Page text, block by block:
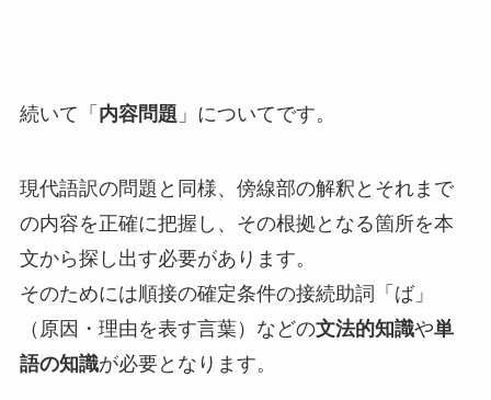
続いて「 内容問題 」についてです。
現代語訳の問題と同様、傍線部の解釈とそれまで
の内容を正確に把握し、その根拠となる箇所を本
文から探し出す必要があります。
そのためには順接の確定条件の接続助詞「ば」
（原因・理由を表す言葉）などの文法的知識や単
語の知識が必要となります。